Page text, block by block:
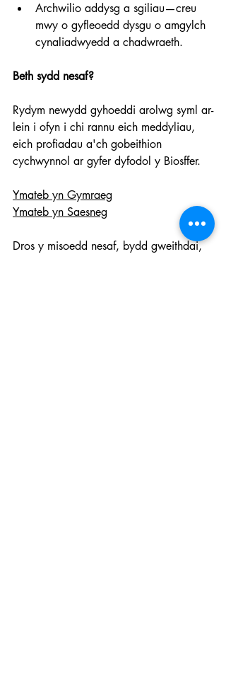
Archwilio addysg a sgiliau—creu
mwy o gyfleoedd dysgu o amgylch
cynaliadwyedd a chadwraeth.
Beth sydd nesaf?
Rydym newydd gyhoeddi arolwg syml ar-
lein i ofyn i chi rannu eich meddyliau,
eich profiadau a'ch gobeithion
cychwynnol ar gyfer dyfodol y Biosffer.
Ymateb yn Gymraeg
Ymateb yn Saesneg
Dros y misoedd nesaf, bydd gweithdai,